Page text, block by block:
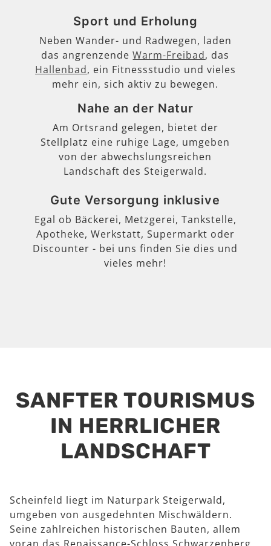
Sport und Erholung
Neben Wander- und Radwegen, laden
das angrenzendeWarm-Freibad, das
Hallenbad, ein Fitnessstudio und vieles
mehr ein, sich aktiv zu bewegen.
Nahe an der Natur
Am Ortsrand gelegen, bietet der
Stellplatz eine ruhige Lage, umgeben
von der abwechslungsreichen
Landschaft des Steigerwald.
Gute Versorgung inklusive
Egal ob Bäckerei, Metzgerei, Tankstelle,
Apotheke, Werkstatt, Supermarkt oder
Discounter - bei uns finden Sie dies und
vieles mehr!
SANFTER TOURISMUS
IN HERRLICHER
LANDSCHAFT
Scheinfeld liegt im Naturpark Steigerwald,
umgeben von ausgedehnten Mischwäldern.
Seine zahlreichen historischen Bauten, allem